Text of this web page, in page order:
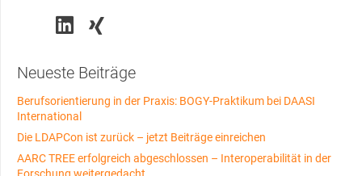
Neueste Beiträge
Berufsorientierung in der Praxis: BOGY-Praktikum bei DAASI
International
Die LDAPCon ist zurück – jetzt Beiträge einreichen
AARC TREE erfolgreich abgeschlossen – Interoperabilität in der
Forschung weitergedacht